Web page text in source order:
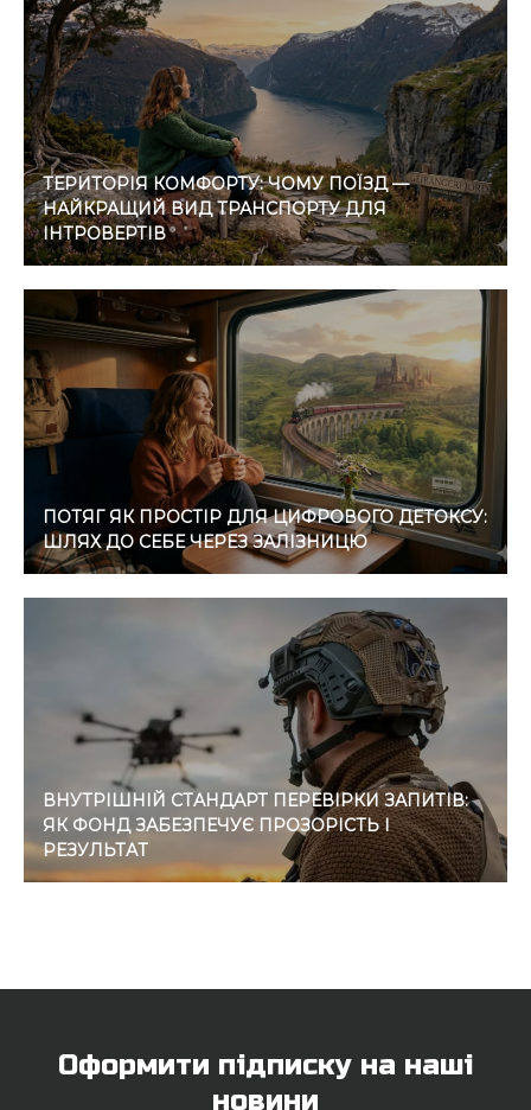
ТЕРИТОРІЯ КОМФОРТУ: ЧОМУ ПОЇЗД —
НАЙКРАЩИЙ ВИД ТРАНСПОРТУ ДЛЯ
ІНТРОВЕРТІВ
ПОТЯГ ЯК ПРОСТІР ДЛЯ ЦИФРОВОГО ДЕТОКСУ:
ШЛЯХ ДО СЕБЕ ЧЕРЕЗ ЗАЛІЗНИЦЮ
ВНУТРІШНІЙ СТАНДАРТ ПЕРЕВІРКИ ЗАПИТІВ:
ЯК ФОНД ЗАБЕЗПЕЧУЄ ПРОЗОРІСТЬ І
РЕЗУЛЬТАТ
Оформити підписку на наші
новини